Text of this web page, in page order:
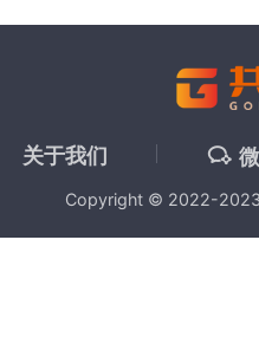
关于我们
Copyright © 2022-2023